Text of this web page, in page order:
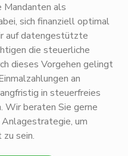
als
sich finanziell optimal
auf datengestützte
die steuerliche
dieses Vorgehen gelingt
an
in steuerfreies
Wir beraten Sie gerne
um
sein.